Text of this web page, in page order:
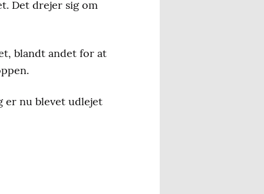
Det drejer sig om
blandt andet for at
er nu blevet udlejet